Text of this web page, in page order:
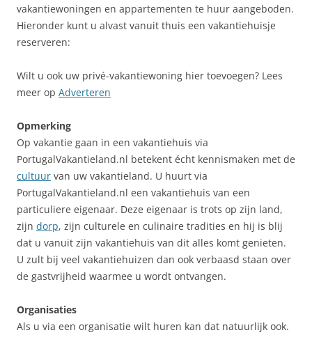
vakantiewoningen en appartementen te huur aangeboden.
Hieronder kunt u alvast vanuit thuis een vakantiehuisje
reserveren:
Wilt u ook uw privé-vakantiewoning hier toevoegen? Lees
meer op Adverteren
Opmerking
Op vakantie gaan in een vakantiehuis via
PortugalVakantieland.nl betekent écht kennismaken met de
cultuur van uw vakantieland. U huurt via
PortugalVakantieland.nl een vakantiehuis van een
particuliere eigenaar. Deze eigenaar is trots op zijn land,
zijn dorp, zijn culturele en culinaire tradities en hij is blij
dat u vanuit zijn vakantiehuis van dit alles komt genieten.
U zult bij veel vakantiehuizen dan ook verbaasd staan over
de gastvrijheid waarmee u wordt ontvangen.
Organisaties
Als u via een organisatie wilt huren kan dat natuurlijk ook.